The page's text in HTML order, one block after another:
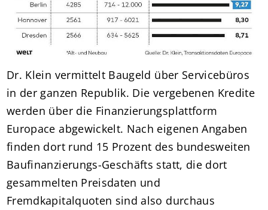
Dr. Klein vermittelt Baugeld über Servicebüros
in der ganzen Republik. Die vergebenen Kredite
werden über die Finanzierungsplattform
Europace abgewickelt. Nach eigenen Angaben
finden dort rund 15 Prozent des bundesweiten
Baufinanzierungs-Geschäfts statt, die dort
gesammelten Preisdaten und
Fremdkapitalquoten sind also durchaus